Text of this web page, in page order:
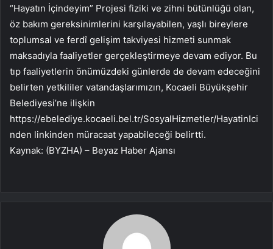
“Hayatın İçindeyim” Projesi fiziki ve zihni bütünlüğü olan,
öz bakım gereksinimlerini karşılayabilen, yaşlı bireylere
toplumsal ve ferdî gelişim takviyesi hizmeti sunmak
maksadıyla faaliyetler gerçekleştirmeye devam ediyor. Bu
tıp faaliyetlerin önümüzdeki günlerde de devam edeceğini
belirten yetkililer vatandaşlarımızın, Kocaeli Büyükşehir
Belediyesi’ne ilişkin
https://ebelediye.kocaeli.bel.tr/SosyalHizmetler/HayatinIci
nden linkinden müracaat yapabileceği belirtti.
Kaynak: (BYZHA) – Beyaz Haber Ajansı